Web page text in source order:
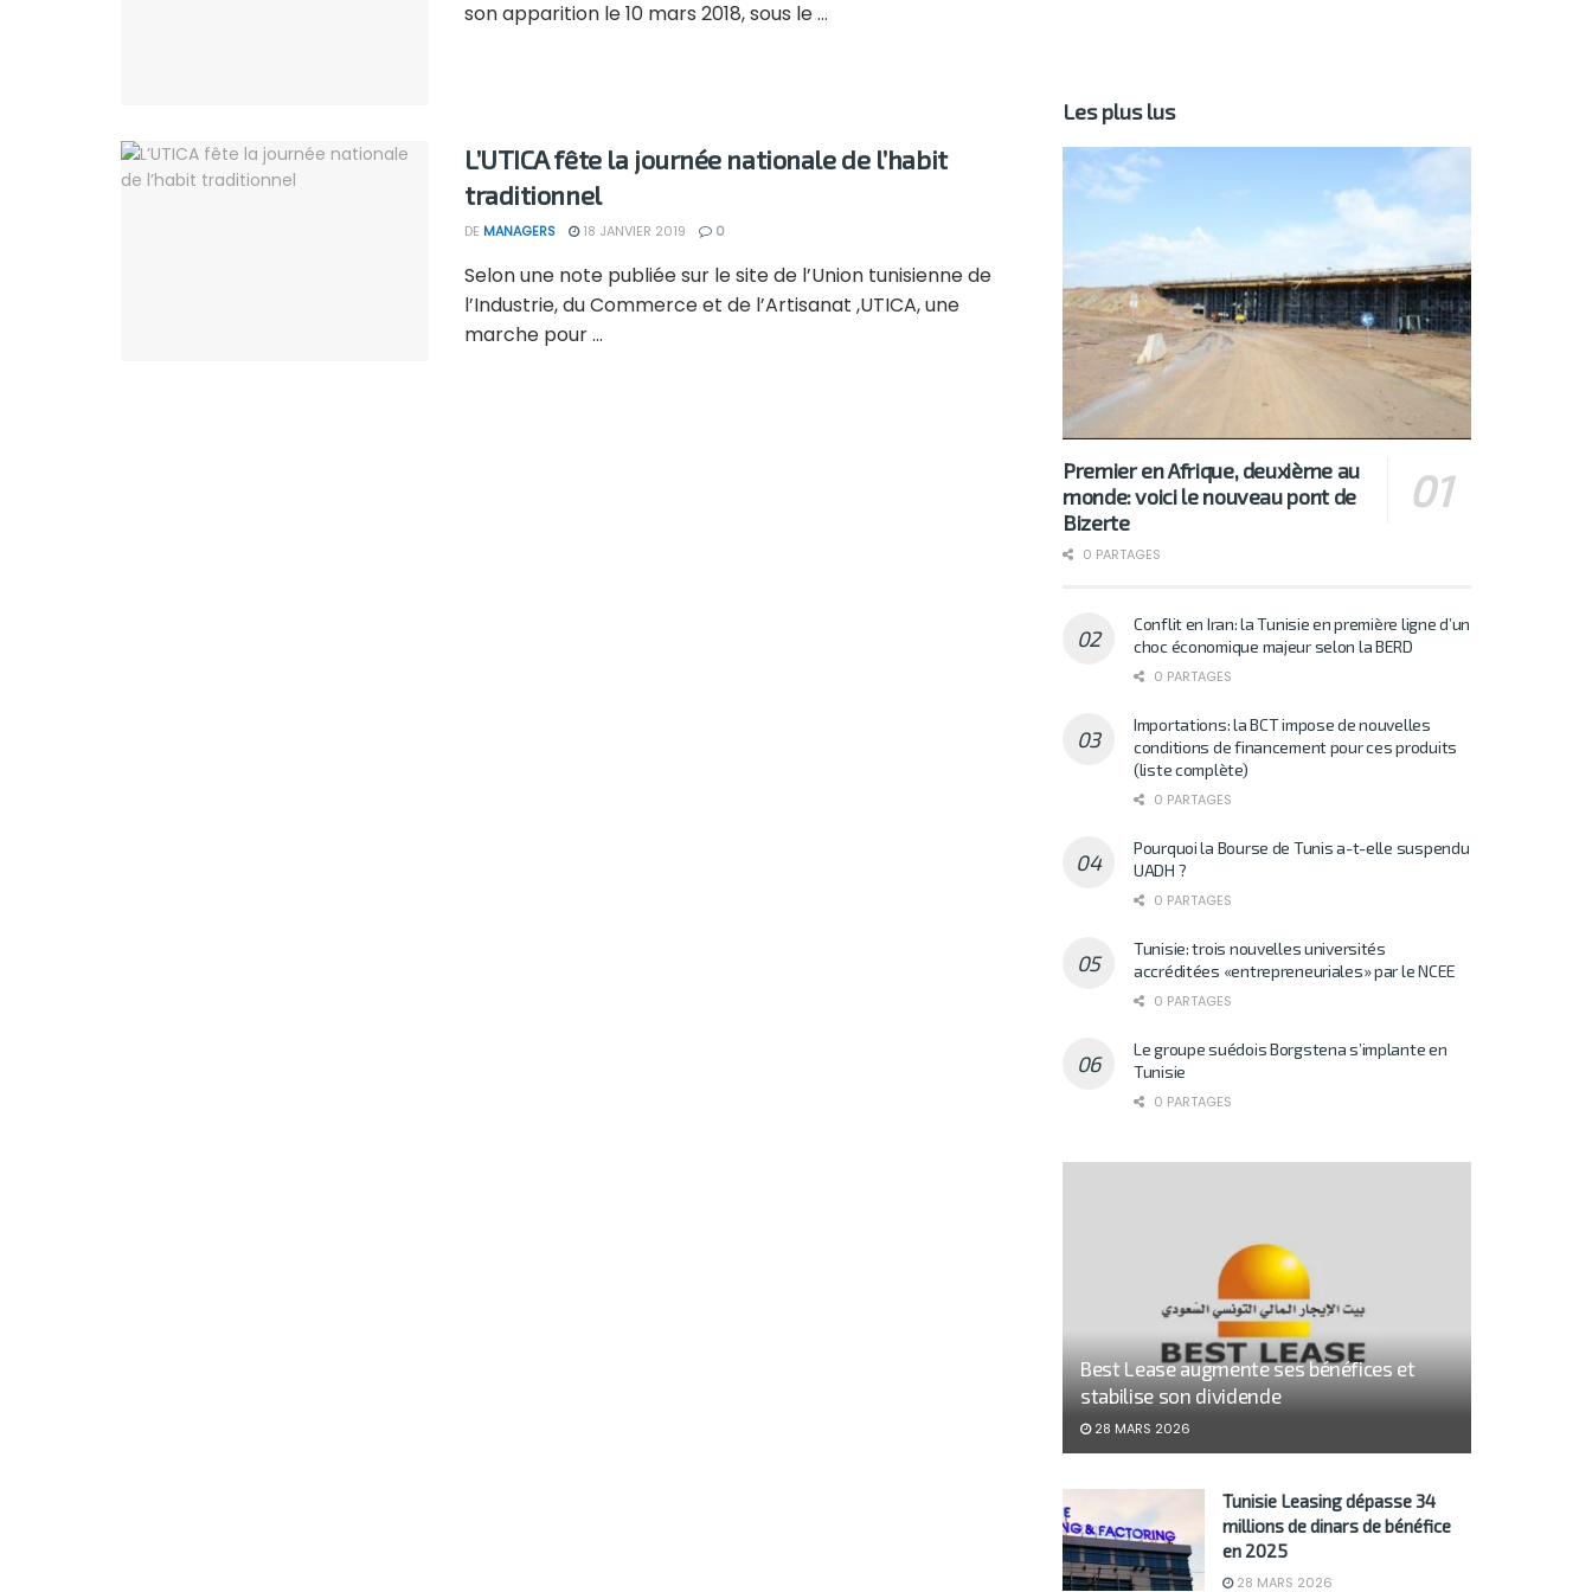
son apparition le 10 mars 2018, sous le ...
L’UTICA fête la journée nationale de l’habit
traditionnel
DE MANAGERS 18 JANVIER 2019 0
Selon une note publiée sur le site de l’Union tunisienne de
l’Industrie, du Commerce et de l’Artisanat ,UTICA, une
marche pour ...
Les plus lus
Premier en Afrique, deuxième au
monde: voici le nouveau pont de
Bizerte
0 PARTAGES
Conflit en Iran: la Tunisie en première ligne d’un
choc économique majeur selon la BERD
0 PARTAGES
Importations: la BCT impose de nouvelles
conditions de financement pour ces produits
(liste complète)
0 PARTAGES
Pourquoi la Bourse de Tunis a-t-elle suspendu
UADH ?
0 PARTAGES
Tunisie: trois nouvelles universités
accréditées «entrepreneuriales» par le NCEE
0 PARTAGES
Le groupe suédois Borgstena s’implante en
Tunisie
0 PARTAGES
Best Lease augmente ses bénéfices et
stabilise son dividende
28 MARS 2026
Tunisie Leasing dépasse 34
millions de dinars de bénéfice
en 2025
28 MARS 2026